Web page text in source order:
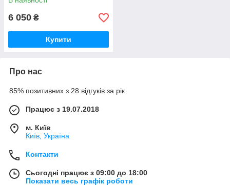
Німеччина
6 050 ₴
Купити
Про нас
85% позитивних з 28 відгуків за рік
Працює з 19.07.2018
м. Київ
Київ, Україна
Контакти
Сьогодні працює з 09:00 до 18:00
Показати весь графік роботи